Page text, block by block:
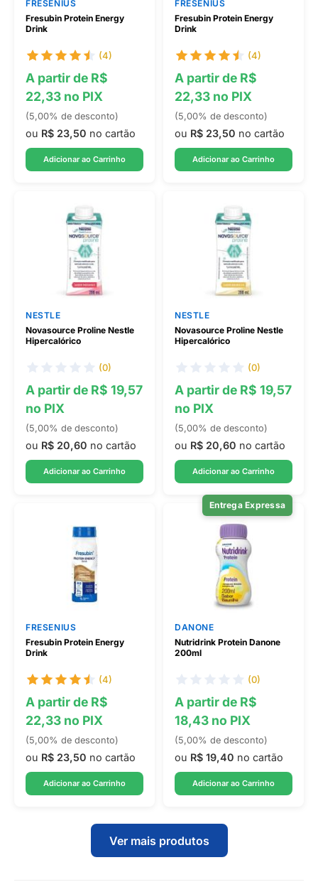
FRESENIUS
Fresubin Protein Energy
Drink
(4)
A partir de R$
22,33 no PIX
(5,00% de desconto)
ou R$ 23,50 no cartão
Adicionar ao Carrinho
FRESENIUS
Fresubin Protein Energy
Drink
(4)
A partir de R$
22,33 no PIX
(5,00% de desconto)
ou R$ 23,50 no cartão
Adicionar ao Carrinho
NESTLE
Novasource Proline Nestle
Hipercalórico
(0)
A partir de R$ 19,57
no PIX
(5,00% de desconto)
ou R$ 20,60 no cartão
Adicionar ao Carrinho
NESTLE
Novasource Proline Nestle
Hipercalórico
(0)
A partir de R$ 19,57
no PIX
(5,00% de desconto)
ou R$ 20,60 no cartão
Adicionar ao Carrinho
FRESENIUS
Fresubin Protein Energy
Drink
(4)
A partir de R$
22,33 no PIX
(5,00% de desconto)
ou R$ 23,50 no cartão
Adicionar ao Carrinho
Entrega Expressa
DANONE
Nutridrink Protein Danone
200ml
(0)
A partir de R$
18,43 no PIX
(5,00% de desconto)
ou R$ 19,40 no cartão
Adicionar ao Carrinho
Ver mais produtos